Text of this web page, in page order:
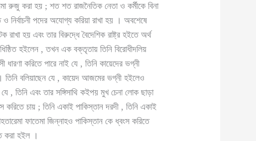
রুজু করা হয় ; শত শত রাজনৈতিক নেতা ও কর্মীকে বিনা
নির্বাচনী পদের অযোগ্য করিয়া রাখা হয় । অবশেষে
রাখা হয় এবং তার বিরুদ্ধে বৈদেশিক রাষ্ট্র হইতে অর্থ
হইলেন , তখন এক বক্তৃতায় তিনি বিরোধীদলিয়
ধারণা করিতে পারে নাই যে , তিনি কায়েদের ভগ্নী
তিনি বলিয়াছেন যে , কায়েদ আজমের ভগ্নী হইলেও
, তিনি এবং তার সঙ্গিসাথি কইপয় মুখ চেনা লোক ছাড়া
চায় ; তিনি একাই পাকিস্তান দরদী , তিনি একাই
ফাতেমা জিন্নাহও পাকিস্তান কে ধ্বংস করিতে
করা হইল ।